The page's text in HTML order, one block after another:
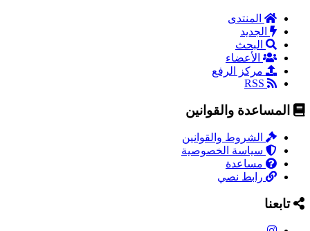
المنتدى
الجديد
البحث
الأعضاء
مركز الرفع
المساعدة والقوانين
الشروط والقوانين
سياسة الخصوصية
مساعدة
رابط نصي
تابعنا